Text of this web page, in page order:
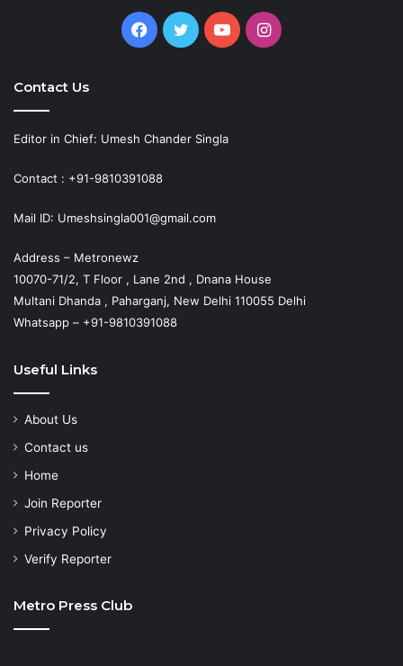
Facebook
TwitterYouTubeInstagram
Contact Us
Editor in Chief: Umesh Chander Singla
Contact : +91-9810391088
Mail ID: Umeshsingla001@gmail.com
Address – Metronewz
10070-71/2, T Floor , Lane 2nd , Dnana House
Multani Dhanda , Paharganj, New Delhi 110055 Delhi
Whatsapp – +91-9810391088
Useful Links
About Us
Contact us
Home
Join Reporter
Privacy Policy
Verify Reporter
Metro Press Club